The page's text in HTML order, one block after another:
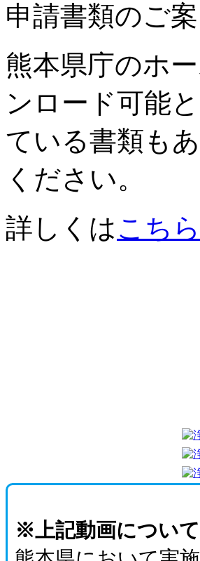
申請書類のご
熊本県庁のホ
ンロード可能
ている書類も
ください。
詳しくはこち
※上記動画について